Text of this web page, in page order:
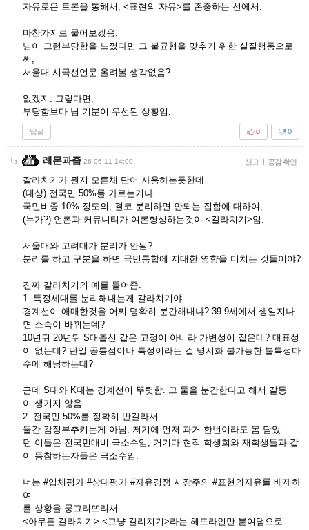
자유로운 토론을 통해서, <표현의 자유>를 존중하는 선에서.
마찬가지로 물어보겠음.
님이 그런부당함을 느꼈다면 그 불균형을 맞추기 위한 실질행동으로
써,
서울대 시국선언문 올려볼 생각없음?
없겠지. 그렇다면,
부당함보다 님 기분이 우선된 상황임.
답글 0
0
레몬과즙 26-06-11 14:00 신고 | 공감 확인
갈라치기가 뭔지 모른채 단어 사용하는듯한데
(대상) 전국민 50%를 가르는거나
국민비중 10% 정도의, 결코 분리하면 안되는 집합에 대하여,
(누가?) 언론과 커뮤니티가 여론형성하는것이 <갈라치기>임.
서울대와 고려대가 분리가 안됨?
분리를 하고 구분을 하면 국민통합에 지대한 영향을 미치는 것들이야?
진짜 갈라치기의 예를 들어줌.
1. 특정세대를 분리해내는게 갈라치기야.
경계선이 애매한것을 어찌 명확히 분간해내냐? 39.9세에서 생일지나
면 소속이 바뀌는데?
10년뒤 20년뒤 S대출신 같은 고정이 아니라 가변성이 짙은데? 대표성
이 없는데? 단일 공통점이나 특성이라는 걸 명시화 불가능한 불특정다
수에 해당하는데?
근데 S대와 K대는 경계선이 뚜렷함. 그 둘을 분간한다고 해서 갈등
이 생기지 않음.
2. 전국민 50%를 정확히 반갈라서
둘간 감정부추키는게 아님. 저기에 먼저 과거 한번이라도 몸 담았
던 이들은 전국민대비 극소수임, 거기다 현직 학생회와 재학생들과 같
이 동참하는자들은 극소수임.
너는 #입체평가 #상대평가 #자유경쟁 시장주의 #표현의자유를 배제하
여
를 상황을 뭉그려뜨려서
<아무튼 갈라치기> <그냥 갈리치기>라는 헤드라인만 붙여댐으로